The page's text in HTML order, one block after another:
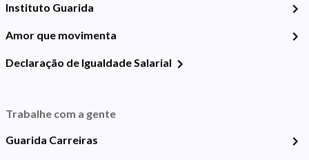
Instituto Guarida
Amor que movimenta
Declaração de Igualdade Salarial
Trabalhe com a gente
Guarida Carreiras